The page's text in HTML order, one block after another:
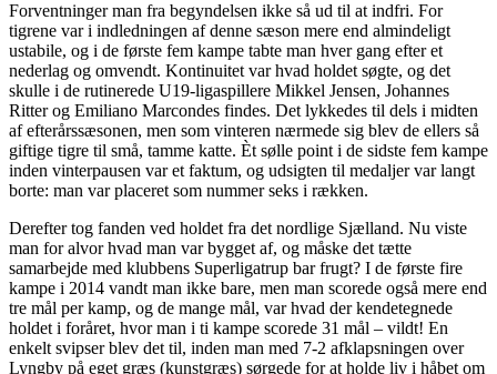
Forventninger man fra begyndelsen ikke så ud til at indfri. For
tigrene var i indledningen af denne sæson mere end almindeligt
ustabile, og i de første fem kampe tabte man hver gang efter et
nederlag og omvendt. Kontinuitet var hvad holdet søgte, og det
skulle i de rutinerede U19-ligaspillere Mikkel Jensen, Johannes
Ritter og Emiliano Marcondes findes. Det lykkedes til dels i midten
af efterårssæsonen, men som vinteren nærmede sig blev de ellers så
giftige tigre til små, tamme katte. Èt sølle point i de sidste fem kampe
inden vinterpausen var et faktum, og udsigten til medaljer var langt
borte: man var placeret som nummer seks i rækken.
Derefter tog fanden ved holdet fra det nordlige Sjælland. Nu viste
man for alvor hvad man var bygget af, og måske det tætte
samarbejde med klubbens Superligatrup bar frugt? I de første fire
kampe i 2014 vandt man ikke bare, men man scorede også mere end
tre mål per kamp, og de mange mål, var hvad der kendetegnede
holdet i foråret, hvor man i ti kampe scorede 31 mål – vildt! En
enkelt svipser blev det til, inden man med 7-2 afklapsningen over
Lyngby på eget græs (kunstgræs) sørgede for at holde liv i håbet om